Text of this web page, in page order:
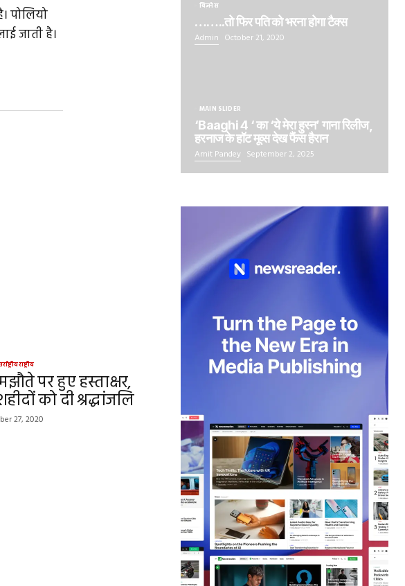
पोलियो
जाती है।
राष्ट्रीय
पर हुए हस्ताक्षर,
को दी श्रद्धांजलि
27, 2020
बिज़नेस
……..तो फिर पति को भरना होगा टैक्स
Admin October 21, 2020
MAIN SLIDER
‘Baaghi 4 ‘ का ‘ये मेरा हुस्न’ गाना रिलीज,
हरनाज के हॉट मूव्स देख फैंस हैरान
Amit Pandey September 2, 2025